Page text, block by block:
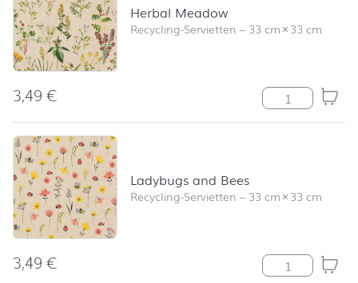
Herbal Meadow
Recycling-Servietten –33 cm×33 cm
3,49€ Herbal
Ladybugs and Bees
Recycling-Servietten –33 cm×33 cm
3,49€ Ladybugs and